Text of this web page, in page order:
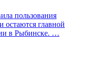
пользования
остаются главной
в Рыбинске. …